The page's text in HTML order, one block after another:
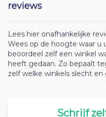
reviews
Lees hier onafhankelijke
Wees op de hoogte waar u
beoordeel zelf een winkel
heeft gedaan. Zo bepaalt
zelf welke winkels slecht en
Schrijf